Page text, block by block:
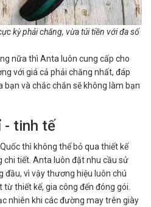
kỳ phải chăng, vừa túi tiền với đa số
nữa thì Anta luôn cung cấp cho
với giá cả phải chăng nhất, đáp
và chắc chắn sẽ không làm bạn
- tinh tế
thì không thể bỏ qua thiết kế
chi tiết. Anta luôn đặt nhu cầu sử
đầu, vì vậy thương hiệu luôn chú
thiết kế, gia công đến đóng gói.
nhiên khi các đường may trên giày